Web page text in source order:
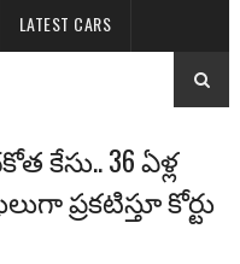
LATEST CARS
కేసు.. 36 ఏళ్ల
ప్రకటిస్తూ కోర్టు